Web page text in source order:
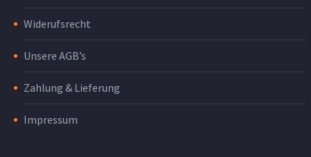
Widerufsrecht
Unsere AGB’s
Zahlung & Lieferung
Impressum